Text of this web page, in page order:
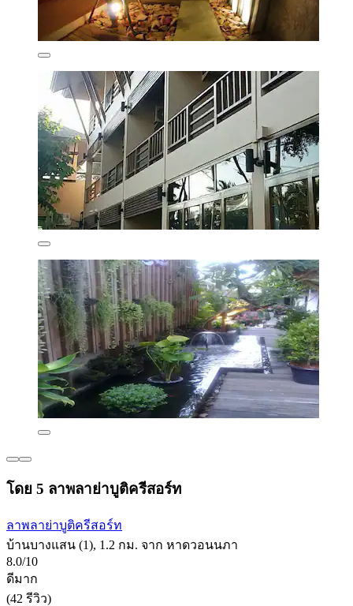
โดย 5 ลาพลาย่าบูติครีสอร์ท
ลาพลาย่าบูติครีสอร์ท
บ้านบางแสน (1), 1.2 กม. จาก หาดวอนนภา
8.0/10
ดีมาก
(42 รีวิว)